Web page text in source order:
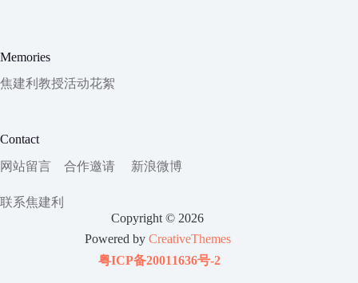
Memories
焦建利教授活动花絮
Contact
网站留言
合作邀请 新浪微博
联系焦建利
Copyright © 2026
Powered by CreativeThemes
粤ICP备20011636号-2